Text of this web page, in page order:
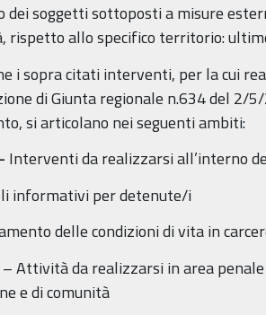
dei soggetti sottoposti a misure
rispetto allo specifico territorio:
i sopra citati interventi, per la cui
di Giunta regionale n.634 del 2/
si articolano nei seguenti ambiti:
- Interventi da realizzarsi all’interno
informativi per detenute/i
delle condizioni di vita in
Attività da realizzarsi in area
e di comunità